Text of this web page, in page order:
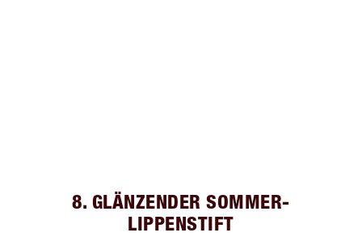
8. GLÄNZENDER SOMMER-
LIPPENSTIFT